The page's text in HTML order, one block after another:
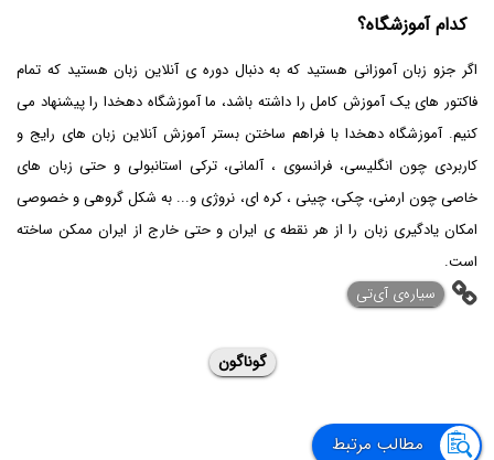
کدام آموزشگاه؟
اگر جزو زبان آموزانی هستید که به دنبال دوره ی آنلاین زبان هستید که تمام
فاکتور های یک آموزش کامل را داشته باشد، ما آموزشگاه دهخدا را پیشنهاد می
کنیم. آموزشگاه دهخدا با فراهم ساختن بستر آموزش آنلاین زبان های رایج و
کاربردی چون انگلیسی، فرانسوی ، آلمانی، ترکی استانبولی و حتی زبان های
خاصی چون ارمنی، چکی، چینی ، کره ای، نروژی و... به شکل گروهی و خصوصی
امکان یادگیری زبان را از هر نقطه ی ایران و حتی خارج از ایران ممکن ساخته
است.
‌سیاره‌ی آی‌تی
گوناگون
مطالب مرتبط